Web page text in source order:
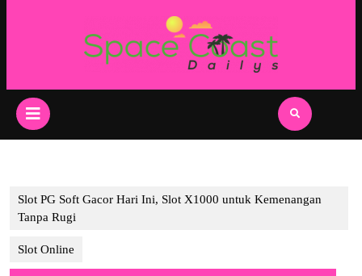
Slot PG Soft Gacor Hari Ini, Slot X1000 untuk Kemenangan
Tanpa Rugi
Slot Online